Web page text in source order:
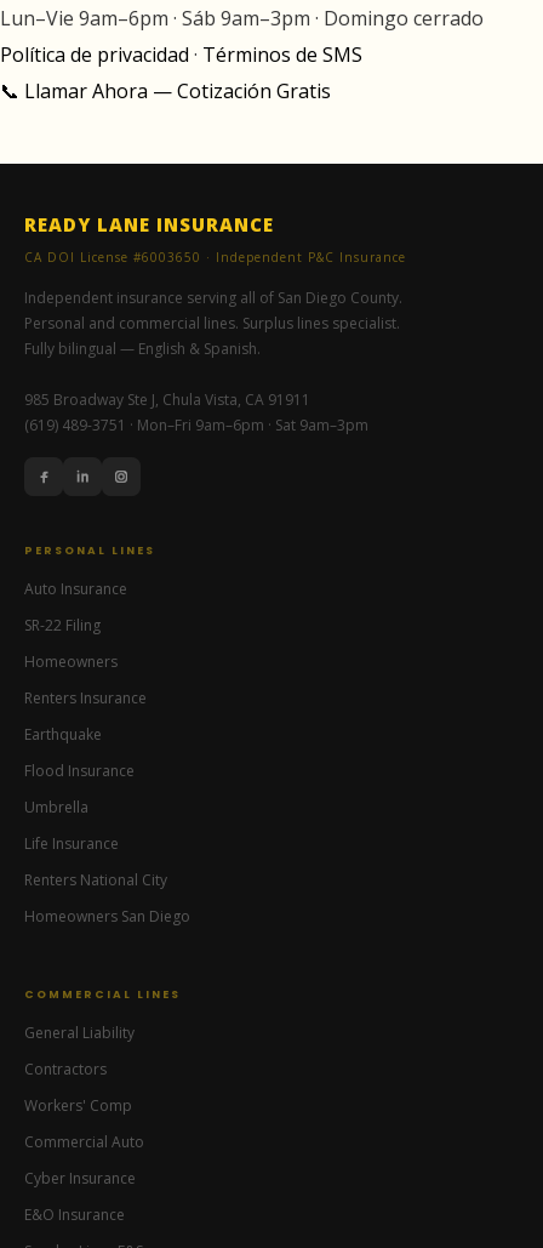
Lun–Vie 9am–6pm · Sáb 9am–3pm · Domingo cerrado
Política de privacidad · Términos de SMS
📞 Llamar Ahora — Cotización Gratis
READY LANE INSURANCE
CA DOI License #6003650 · Independent P&C Insurance
Independent insurance serving all of San Diego County.
Personal and commercial lines. Surplus lines specialist.
Fully bilingual — English & Spanish.
985 Broadway Ste J, Chula Vista, CA 91911
(619) 489-3751 · Mon–Fri 9am–6pm · Sat 9am–3pm
PERSONAL LINES
Auto Insurance
SR-22 Filing
Homeowners
Renters Insurance
Earthquake
Flood Insurance
Umbrella
Life Insurance
Renters National City
Homeowners San Diego
COMMERCIAL LINES
General Liability
Contractors
Workers' Comp
Commercial Auto
Cyber Insurance
E&O Insurance